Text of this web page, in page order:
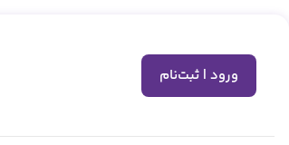
ورود | ثبت‌نام